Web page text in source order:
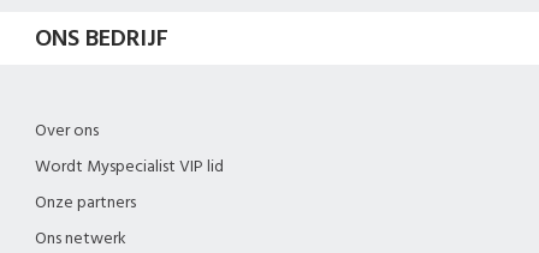
ONS BEDRIJF
Over ons
Wordt Myspecialist VIP lid
Onze partners
Ons netwerk